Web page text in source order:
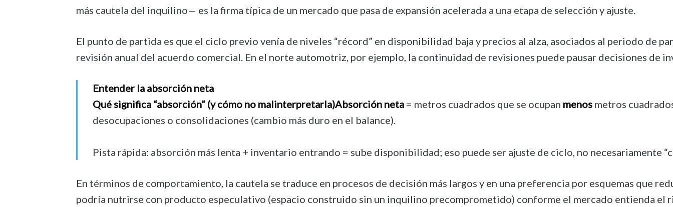
más cautela del inquilino— es la firma típica de un mercado que pasa de expansión acelerada a una etapa de selección y ajuste.
El punto de partida es que el ciclo previo venía de niveles “récord” en disponibilidad baja y precios al alza, asociados al periodo de
revisión anual del acuerdo comercial. En el norte automotriz, por ejemplo, la continuidad de revisiones puede pausar decisiones
Entender la absorción neta
Qué significa “absorción” (y cómo no malinterpretarla)Absorción neta = metros cuadrados que se ocupan menos metros
desocupaciones o consolidaciones (cambio más duro en el balance).
Pista rápida: absorción más lenta + inventario entrando = sube disponibilidad; eso puede ser ajuste de ciclo, no necesariamente
En términos de comportamiento, la cautela se traduce en procesos de decisión más largos y en una preferencia por esquemas que
podría nutrirse con producto especulativo (espacio construido sin un inquilino precomprometido) conforme el mercado entienda el